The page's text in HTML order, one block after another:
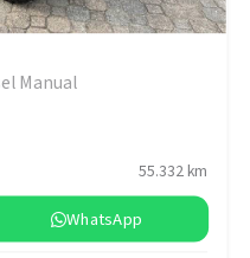
Manual
55.332 km
WhatsApp